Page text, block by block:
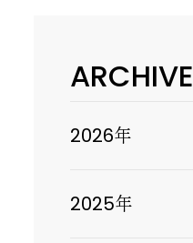
ARCHIVE
2026年
2025年